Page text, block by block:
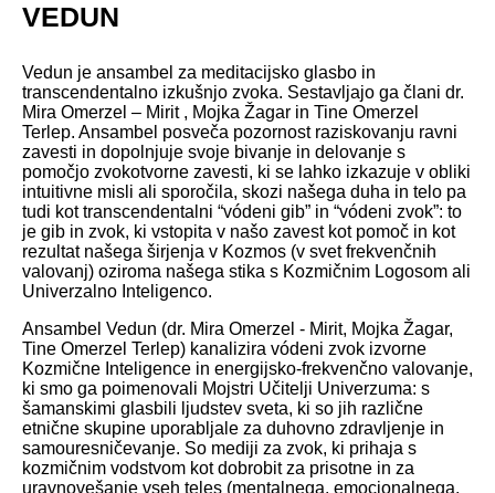
VEDUN
Vedun je ansambel za meditacijsko glasbo in
transcendentalno izkušnjo zvoka. Sestavljajo ga člani dr.
Mira Omerzel – Mirit , Mojka Žagar in Tine Omerzel
Terlep. Ansambel posveča pozornost raziskovanju ravni
zavesti in dopolnjuje svoje bivanje in delovanje s
pomočjo zvokotvorne zavesti, ki se lahko izkazuje v obliki
intuitivne misli ali sporočila, skozi našega duha in telo pa
tudi kot transcendentalni “vódeni gib” in “vódeni zvok”: to
je gib in zvok, ki vstopita v našo zavest kot pomoč in kot
rezultat našega širjenja v Kozmos (v svet frekvenčnih
valovanj) oziroma našega stika s Kozmičnim Logosom ali
Univerzalno Inteligenco.
Ansambel Vedun (dr. Mira Omerzel - Mirit, Mojka Žagar,
Tine Omerzel Terlep) kanalizira vódeni zvok izvorne
Kozmične Inteligence in energijsko-frekvenčno valovanje,
ki smo ga poimenovali Mojstri Učitelji Univerzuma: s
šamanskimi glasbili ljudstev sveta, ki so jih različne
etnične skupine uporabljale za duhovno zdravljenje in
samouresničevanje. So mediji za zvok, ki prihaja s
kozmičnim vodstvom kot dobrobit za prisotne in za
uravnovešanje vseh teles (mentalnega, emocionalnega,